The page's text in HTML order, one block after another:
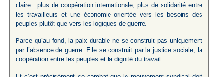
claire : plus de coopération internationale, plus de solidarité entre
les travailleurs et une économie orientée vers les besoins des
peuples plutôt que vers les logiques de guerre.
Parce qu’au fond, la paix durable ne se construit pas uniquement
par l’absence de guerre. Elle se construit par la justice sociale, la
coopération entre les peuples et la dignité du travail.